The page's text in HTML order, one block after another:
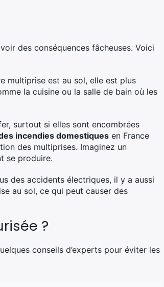
des conséquences fâcheuses. Voici
multiprise est au sol, elle est plus
la cuisine ou la salle de bain où les
surtout si elles sont encombrées
incendies domestiques en France
des multiprises. Imaginez un
se produire.
des accidents électriques, il y a aussi
au sol, ce qui peut causer des
?
conseils d’experts pour éviter les